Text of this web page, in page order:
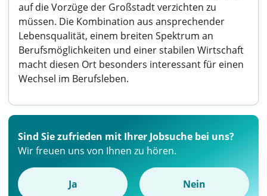
auf die Vorzüge der Großstadt verzichten zu
müssen. Die Kombination aus ansprechender
Lebensqualität, einem breiten Spektrum an
Berufsmöglichkeiten und einer stabilen Wirtschaft
macht diesen Ort besonders interessant für einen
Wechsel im Berufsleben.
Sind Sie zufrieden mit Ihrer Jobsuche bei uns?
Wir freuen uns von Ihnen zu hören.
Ja Nein